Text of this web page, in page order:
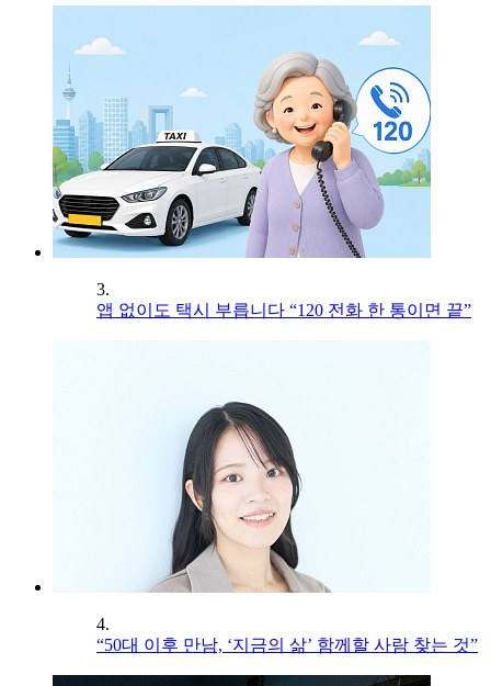
3.
앱 없이도 택시 부릅니다 “120 전화 한 통이면 끝”
4.
“50대 이후 만남, ‘지금의 삶’ 함께할 사람 찾는 것”